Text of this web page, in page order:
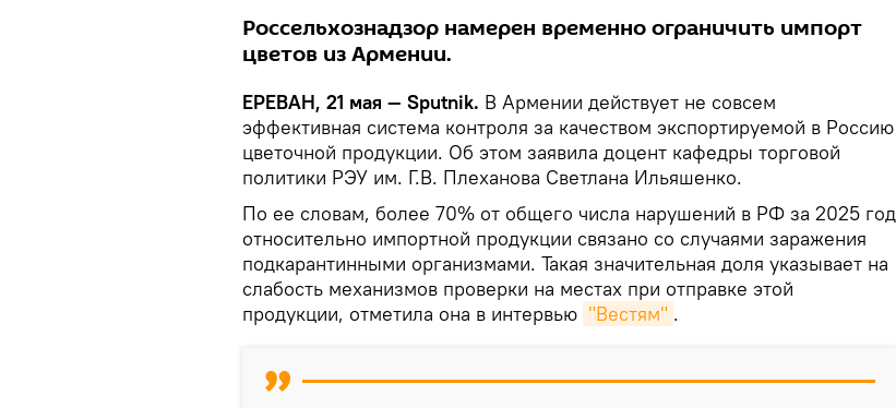
Россельхознадзор намерен временно ограничить импорт
цветов из Армении.
ЕРЕВАН, 21 мая — Sputnik. В Армении действует не совсем
эффективная система контроля за качеством экспортируемой в Россию
цветочной продукции. Об этом заявила доцент кафедры торговой
политики РЭУ им. Г.В. Плеханова Светлана Ильяшенко.
По ее словам, более 70% от общего числа нарушений в РФ за 2025 год
относительно импортной продукции связано со случаями заражения
подкарантинными организмами. Такая значительная доля указывает на
слабость механизмов проверки на местах при отправке этой
продукции, отметила она в интервью "Вестям" .